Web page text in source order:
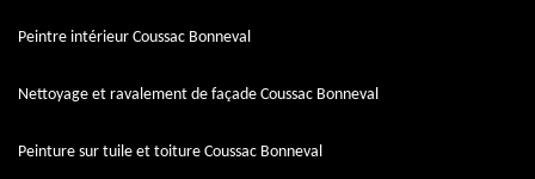
Peintre intérieur Coussac Bonneval
Nettoyage et ravalement de façade Coussac Bonneval
Peinture sur tuile et toiture Coussac Bonneval